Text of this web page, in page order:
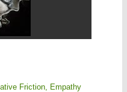
Friction, Empathy